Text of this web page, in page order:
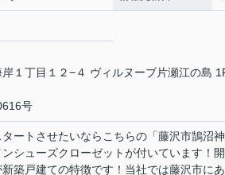
１丁目１２−４ ヴィルヌーブ片瀬江の島
号
ートさせたいならこちらの「藤沢市鵠沼
シューズクローゼットが付いています！
築戸建ての特徴です！当社では藤沢市に